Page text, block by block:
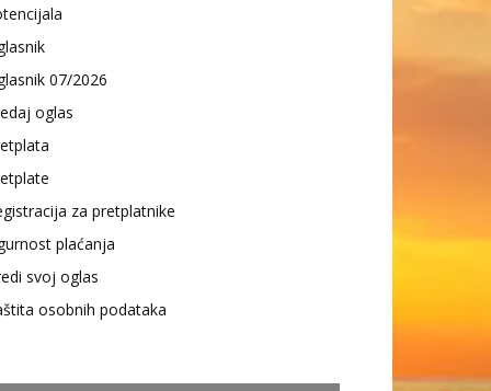
07/2026
oglas
za pretplatnike
plaćanja
svoj oglas
osobnih podataka